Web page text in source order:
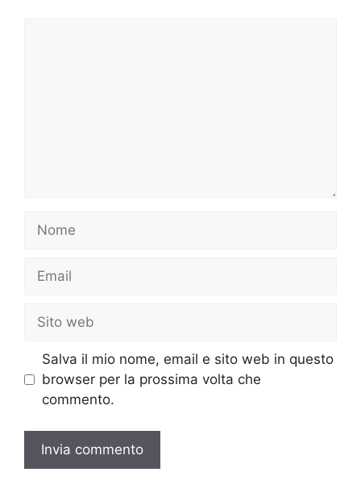
Nome
Email
Sito
web
Salva il mio nome, email e sito web in questo
browser per la prossima volta che
commento.